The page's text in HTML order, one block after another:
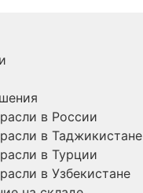
в России
в Таджикистане
в Турции
в Узбекистане